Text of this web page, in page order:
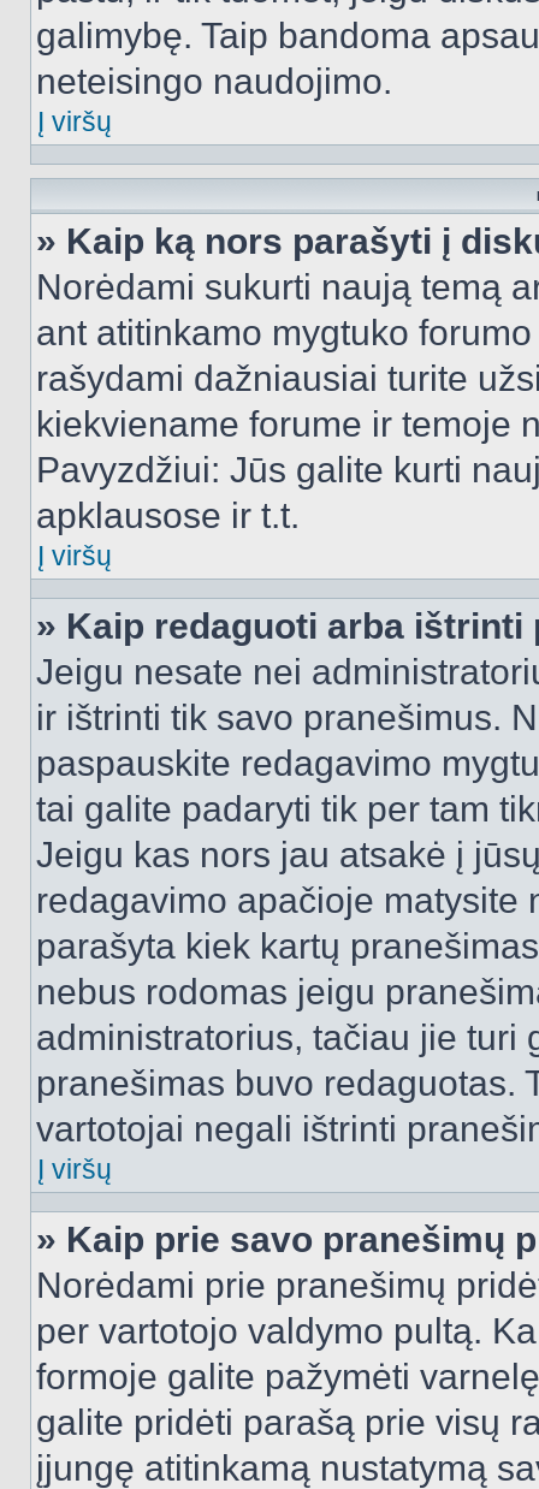
galimybę. Taip bandoma
neteisingo naudojimo.
Į viršų
» Kaip ką nors parašyti į
Norėdami sukurti naują temą
ant atitinkamo mygtuko
rašydami dažniausiai turite
kiekviename forume ir temoje
Pavyzdžiui: Jūs galite kurti
apklausose ir t.t.
Į viršų
» Kaip redaguoti arba ištrinti
Jeigu nesate nei
ir ištrinti tik savo pranešimus.
paspauskite redagavimo
tai galite padaryti tik per tam
Jeigu kas nors jau atsakė į
redagavimo apačioje matysite
parašyta kiek kartų
nebus rodomas jeigu
administratorius, tačiau jie turi
pranešimas buvo redaguotas.
vartotojai negali ištrinti
Į viršų
» Kaip prie savo pranešimų
Norėdami prie pranešimų
per vartotojo valdymo pultą.
formoje galite pažymėti
galite pridėti parašą prie visų
įjungę atitinkamą nustatymą